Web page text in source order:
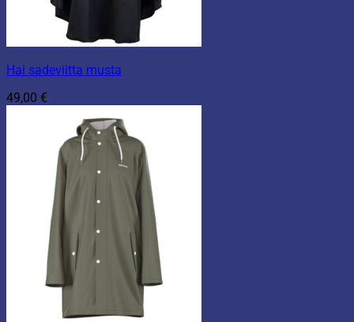
Hai sadeviitta musta
49,00 €